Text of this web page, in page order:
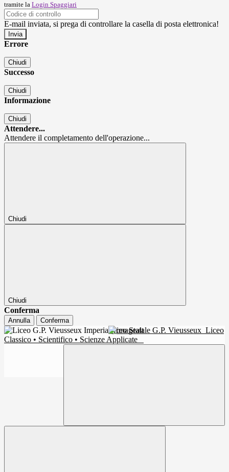
tramite la Login Spaggiari
E-mail inviata, si prega di controllare la casella di posta elettronica!
Errore
Chiudi
Successo
Chiudi
Informazione
Chiudi
Attendere...
Attendere il completamento dell'operazione...
Chiudi
Chiudi
Conferma
Annulla Conferma
Liceo Statale G.P. Vieusseux Liceo
Classico • Scientifico • Scienze Applicate